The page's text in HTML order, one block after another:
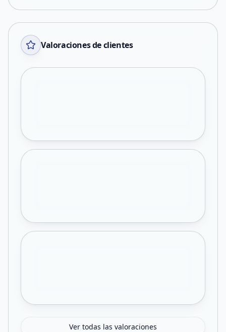
Valoraciones de clientes
Ver todas las valoraciones